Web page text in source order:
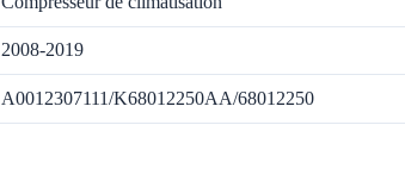
2008-2019
A0012307111/K68012250AA/68012250